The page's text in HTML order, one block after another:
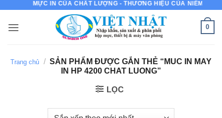
nội
MỰC IN CỦA CHẤT LƯỢNG - THƯƠNG HIỆU CỦA NIỀM TIN
0
Trang chủ / SẢN PHẨM ĐƯỢC GẮN THẺ “MUC IN MAY
IN HP 4200 CHAT LUONG”
LỌC